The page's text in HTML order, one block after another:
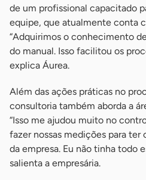
de um profissional capacitado
equipe, que atualmente conta
“Adquirimos o conhecimento
do manual. Isso facilitou os
explica Áurea.
Além das ações práticas no
consultoria também aborda a
“Isso me ajudou muito no
fazer nossas medições para ter
da empresa. Eu não tinha todo
salienta a empresária.